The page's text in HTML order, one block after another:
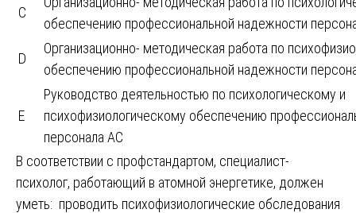
C
обеспечению профессиональной надежности
D
Организационно- методическая работа по
обеспечению профессиональной надежности
E
Руководство деятельностью по психологическому и
психофизиологическому обеспечению
персонала АС
В соответствии с профстандартом, специалист-
психолог, работающий в атомной энергетике, должен
уметь: проводить психофизиологические обследования